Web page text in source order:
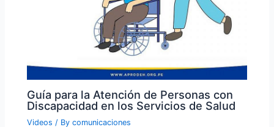
Guía para la Atención de Personas con
Discapacidad en los Servicios de Salud
Videos / Bycomunicaciones